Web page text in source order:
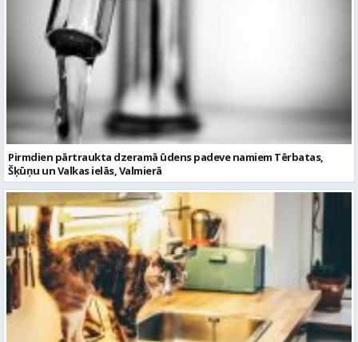
Pirmdien pārtraukta dzeramā ūdens padeve namiem Tērbatas,
Šķūņu un Valkas ielās, Valmierā